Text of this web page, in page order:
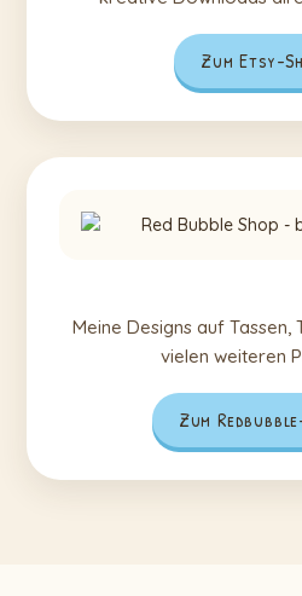
Zum Etsy-
Meine Designs auf Tassen,
vielen weiteren
Zum